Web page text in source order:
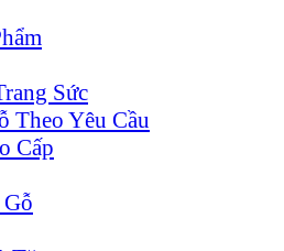
Sức
Theo Yêu Cầu
Cấp